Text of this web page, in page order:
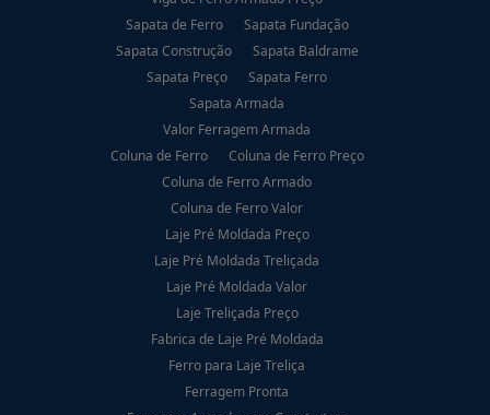
Sapata de Ferro
Sapata Fundação
Sapata Construção
Sapata Baldrame
Sapata Preço
Sapata Ferro
Sapata Armada
Valor Ferragem Armada
Coluna de Ferro
Coluna de Ferro Preço
Coluna de Ferro Armado
Coluna de Ferro Valor
Laje Pré Moldada Preço
Laje Pré Moldada Treliçada
Laje Pré Moldada Valor
Laje Treliçada Preço
Fabrica de Laje Pré Moldada
Ferro para Laje Treliça
Ferragem Pronta